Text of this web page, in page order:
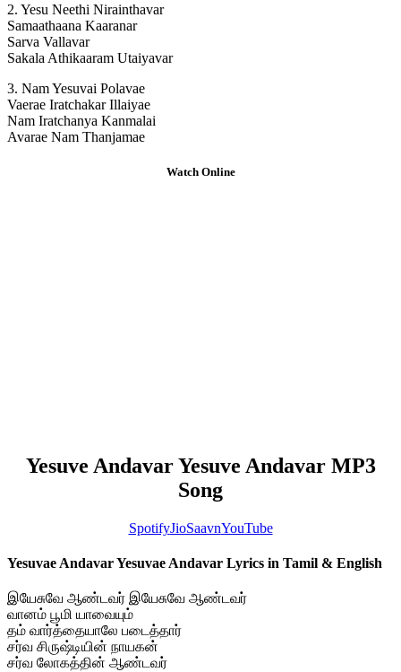
2. Yesu Neethi Nirainthavar
Samaathaana Kaaranar
Sarva Vallavar
Sakala Athikaaram Utaiyavar
3. Nam Yesuvai Polavae
Vaerae Iratchakar Illaiyae
Nam Iratchanya Kanmalai
Avarae Nam Thanjamae
Watch Online
Yesuve Andavar Yesuve Andavar MP3
Song
SpotifyJioSaavnYouTube
Yesuvae Andavar Yesuvae Andavar Lyrics in Tamil & English
இயேசுவே ஆண்டவர் இயேசுவே ஆண்டவர்
வானம் பூமி யாவையும்
தம் வார்த்தையாலே படைத்தார்
சர்வ சிருஷ்டியின் நாயகன்
சர்வ லோகத்தின் ஆண்டவர்